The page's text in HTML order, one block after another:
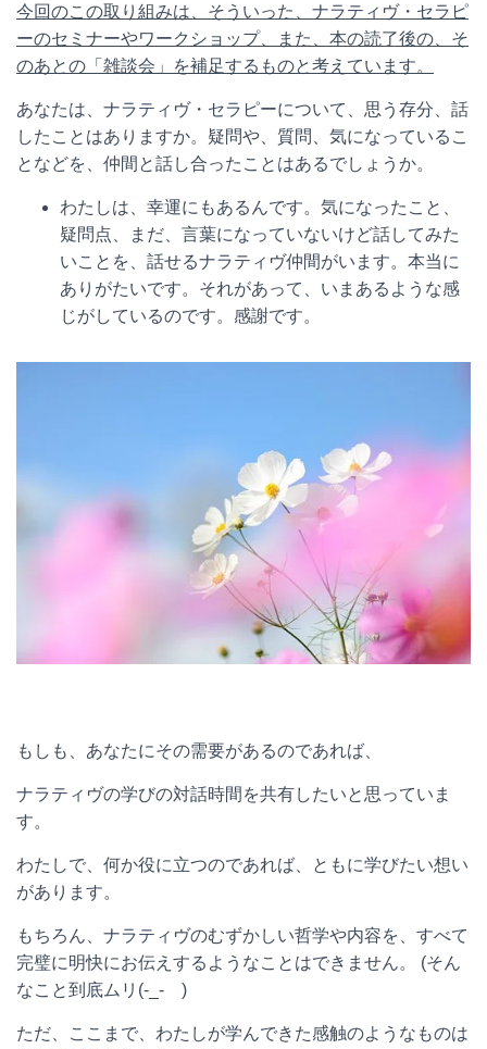
今回のこの取り組みは、そういった、ナラティヴ・セラピ
ーのセミナーやワークショップ、また、本の読了後の、そ
のあとの「雑談会」を補足するものと考えています。
あなたは、ナラティヴ・セラピーについて、思う存分、話
したことはありますか。疑問や、質問、気になっているこ
となどを、仲間と話し合ったことはあるでしょうか。
わたしは、幸運にもあるんです。気になったこと、
疑問点、まだ、言葉になっていないけど話してみた
いことを、話せるナラティヴ仲間がいます。本当に
ありがたいです。それがあって、いまあるような感
じがしているのです。感謝です。
もしも、あなたにその需要があるのであれば、
ナラティヴの学びの対話時間を共有したいと思っていま
す。
わたしで、何か役に立つのであれば、ともに学びたい想い
があります。
もちろん、ナラティヴのむずかしい哲学や内容を、すべて
完璧に明快にお伝えするようなことはできません。 (そん
なこと到底ムリ (-_- )
ただ、ここまで、わたしが学んできた感触のようなものは